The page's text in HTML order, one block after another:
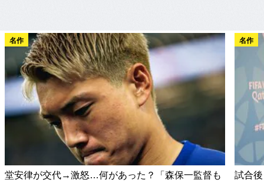
名作
堂安律が交代→激怒…何があった？「森保一監督も
名作
試合